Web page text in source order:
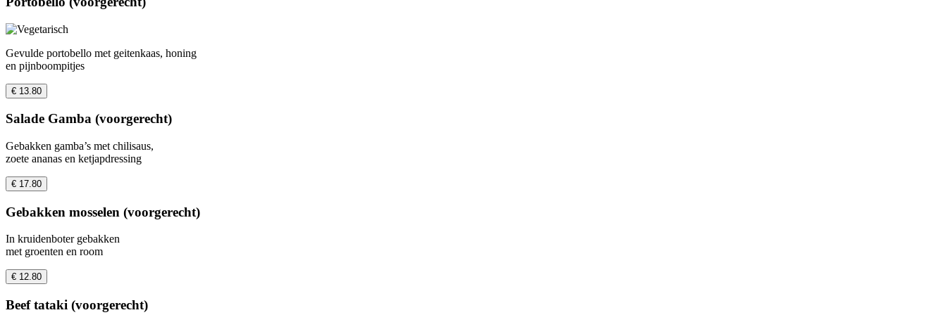
Gevulde portobello met geitenkaas, honing
en pijnboompitjes
€ 13.80
Salade Gamba (voorgerecht)
Gebakken gamba’s met chilisaus,
zoete ananas en ketjapdressing
€ 17.80
Gebakken mosselen (voorgerecht)
In kruidenboter gebakken
met groenten en room
€ 12.80
Beef tataki (voorgerecht)